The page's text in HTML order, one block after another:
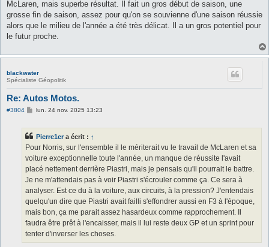
McLaren, mais superbe résultat. Il fait un gros début de saison, une
grosse fin de saison, assez pour qu'on se souvienne d'une saison réussie
alors que le milieu de l'année a été très délicat. Il a un gros potentiel pour
le futur proche.
blackwater
Spécialiste Géopolitik
Re: Autos Motos.
#3804
M
a
g
lun. 24 nov. 2025 13:23
Pierre1er a écrit : ↑
Pour Norris, sur l'ensemble il le mériterait vu le travail de McLaren et sa
voiture exceptionnelle toute l'année, un manque de réussite l'avait
placé nettement derrière Piastri, mais je pensais qu'il pourrait le battre.
Je ne m'attendais pas à voir Piastri s'écrouler comme ça. Ce sera à
analyser. Est ce du à la voiture, aux circuits, à la pression? J'entendais
quelqu'un dire que Piastri avait failli s'effondrer aussi en F3 à l'époque,
mais bon, ça me parait assez hasardeux comme rapprochement. Il
faudra être prêt à l'encaisser, mais il lui reste deux GP et un sprint pour
tenter d'inverser les choses.